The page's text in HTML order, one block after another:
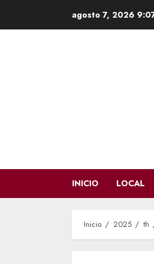
agosto 7, 2026
INICIO LOCAL
Inicio 2025 th